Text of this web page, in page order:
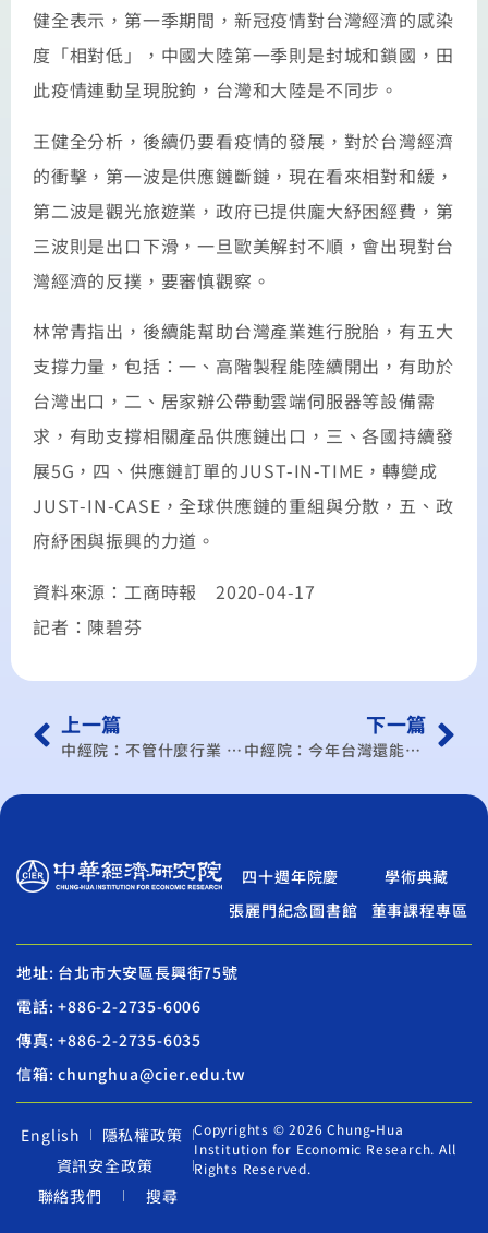
健全表示，第一季期間，新冠疫情對台灣經濟的感染
度「相對低」，中國大陸第一季則是封城和鎖國，田
此疫情連動呈現脫鉤，台灣和大陸是不同步。
王健全分析，後續仍要看疫情的發展，對於台灣經濟
的衝擊，第一波是供應鏈斷鏈，現在看來相對和緩，
第二波是觀光旅遊業，政府已提供龐大紓困經費，第
三波則是出口下滑，一旦歐美解封不順，會出現對台
灣經濟的反撲，要審慎觀察。
林常青指出，後續能幫助台灣產業進行脫胎，有五大
支撐力量，包括：一、高階製程能陸續開出，有助於
台灣出口，二、居家辦公帶動雲端伺服器等設備需
求，有助支撐相關產品供應鏈出口，三、各國持續發
展5G，四、供應鏈訂單的JUST-IN-TIME，轉變成
JUST-IN-CASE，全球供應鏈的重組與分散，五、政
府紓困與振興的力道。
資料來源：工商時報 2020-04-17
記者：陳碧芬
上一篇
中經院：不管什麼行業 廠商都想知道「何處是底部」
下一篇
中經院：今年台灣還能見到經濟正成長至1.03％
四十週年院慶
學術典藏
張麗門紀念圖書館
董事課程專區
地址: 台北市大安區長興街75號
電話: +886-2-2735-6006
傳真: +886-2-2735-6035
信箱: chunghua@cier.edu.tw
English
隱私權政策
資訊安全政策
聯絡我們
搜尋
Copyrights © 2026 Chung-Hua
Institution for Economic Research. All
Rights Reserved.